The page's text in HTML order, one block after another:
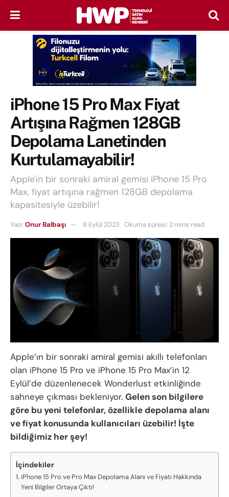
iPhone 15 Pro Max Fiyat
Artışına Rağmen 128GB
Depolama Lanetinden
Kurtulamayabilir!
Apple'ın bir sonraki amiral gemisi iPhone 15 Pro
Max, fiyat artışına rağmen 128GB depolama
kapasitesiyle üzebilir!
Yazı: Onur Balbaşı 8 Eylül 2023 Okuma süresi: 2 mins read
Apple’ın bir sonraki amiral gemisi akıllı telefonları
olan iPhone 15 Pro ve iPhone 15 Pro Max’in 12
Eylül’de düzenlenecek Wonderlust etkinliğinde
sahneye çıkması bekleniyor. Gelen son bilgilere
göre bu yeni telefonlar, özellikle depolama alanı
ve fiyat konusunda kullanıcıları üzebilir! İşte
bildiğimiz her şey!
İçindekiler
iPhone 15 Pro ve Pro Max Depolama Alanı ve Fiyatı Hakkında
Yeni Bilgiler Ortaya Çıktı!